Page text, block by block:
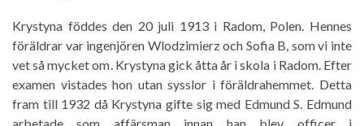
Krystyna föddes den 20 juli 1913 i Radom, Polen. Hennes
föräldrar var ingenjören Wlodzimierz och Sofia B, som vi inte
vet så mycket om. Krystyna gick åtta år i skola i Radom. Efter
examen vistades hon utan sysslor i föräldrahemmet. Detta
fram till 1932 då Krystyna gifte sig med Edmund S. Edmund